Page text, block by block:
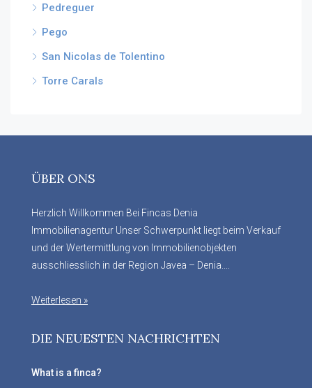
Pedreguer
Pego
San Nicolas de Tolentino
Torre Carals
ÜBER ONS
Herzlich Willkommen Bei Fincas Denia
Immobilienagentur Unser Schwerpunkt liegt beim Verkauf
und der Wertermittlung von Immobilienobjekten
ausschliesslich in der Region Javea – Denia....
Weiterlesen »
DIE NEUESTEN NACHRICHTEN
What is a finca?